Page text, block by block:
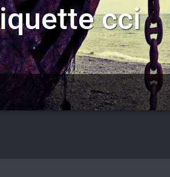
cci